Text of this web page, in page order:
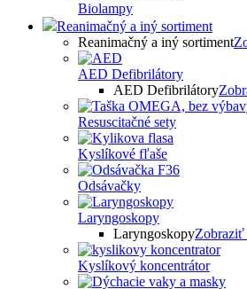
Biolampy
Reanimačný a iný sortiment
Reanimačný a iný sortiment
AED Defibrilátory
AED Defibrilátory
Resuscitačné sety
Kyslíkové fľaše
Odsávačky
Laryngoskopy
LaryngoskopyZobraziť
Kyslíkový koncentrátor